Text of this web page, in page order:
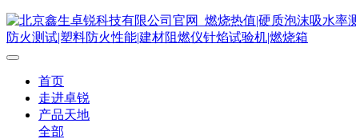
首页
走进卓锐
产品天地
全部